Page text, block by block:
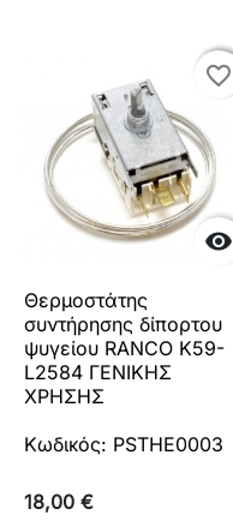

favorite_border
favorite_border
Θερμοστάτης
συντήρησης δίπορτου
ψυγείου RANCO K59-
L2584 ΓΕΝΙΚΗΣ
ΧΡΗΣΗΣ
Κωδικός: PSTHE0003
18,00 €